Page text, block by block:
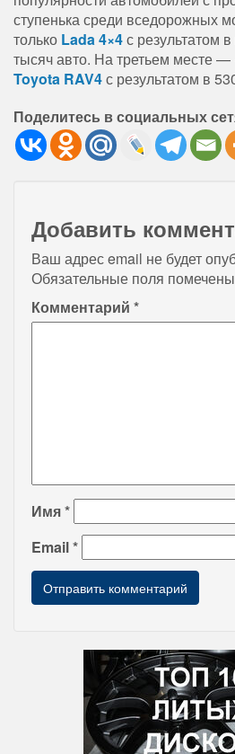
ступенька среди вседорожных
только Lada 4×4с результатом
тысяч авто. На третьем месте
Toyota RAV4с результатом в
Поделитесь в социальных
Добавить
Ваш адрес email не будет
Обязательные поля помечены
Комментарий *
Имя*
Email*